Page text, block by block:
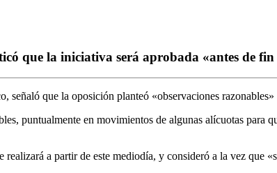
que la iniciativa será aprobada «antes de fin
que la oposición planteó «observaciones
puntualmente en movimientos de algunas alícuotas para
a partir de este mediodía, y consideró a la vez que